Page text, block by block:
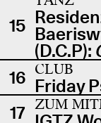
15
(D.C.P):
16 CLUB
Friday
17 ZUM